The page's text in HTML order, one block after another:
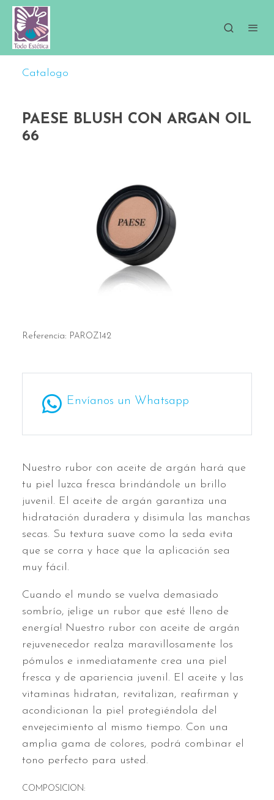
Catalogo
PAESE BLUSH CON ARGAN OIL
66
Referencia: PAROZ142
Envíanos un Whatsapp
Nuestro rubor con aceite de argán hará que
tu piel luzca fresca brindándole un brillo
juvenil. El aceite de argán garantiza una
hidratación duradera y disimula las manchas
secas. Su textura suave como la seda evita
que se corra y hace que la aplicación sea
muy fácil.
Cuando el mundo se vuelva demasiado
sombrío, ¡elige un rubor que esté lleno de
energía! Nuestro rubor con aceite de argán
rejuvenecedor realza maravillosamente los
pómulos e inmediatamente crea una piel
fresca y de apariencia juvenil. El aceite y las
vitaminas hidratan, revitalizan, reafirman y
acondicionan la piel protegiéndola del
envejecimiento al mismo tiempo. Con una
amplia gama de colores, podrá combinar el
tono perfecto para usted.
COMPOSICION: